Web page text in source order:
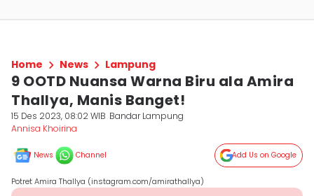
Home News Lampung
9 OOTD Nuansa Warna Biru ala Amira
Thallya, Manis Banget!
15 Des 2023, 08:02 WIB Bandar Lampung
Annisa Khoirina
News Channel Add Us on Google
Potret Amira Thallya (instagram.com/amirathallya)